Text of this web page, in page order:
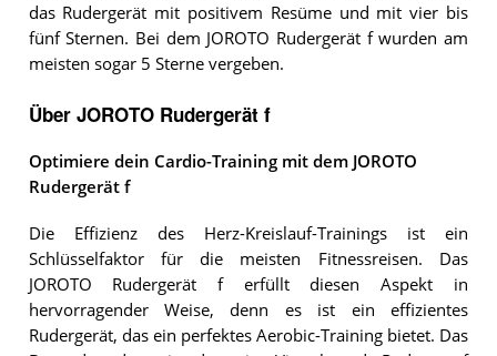
das Rudergerät mit positivem Resüme und mit vier bis
fünf Sternen. Bei dem JOROTO Rudergerät f wurden am
meisten sogar 5 Sterne vergeben.
Über JOROTO Rudergerät f
Optimiere dein Cardio-Training mit dem JOROTO
Rudergerät f
Die Effizienz des Herz-Kreislauf-Trainings ist ein
Schlüsselfaktor für die meisten Fitnessreisen. Das
JOROTO Rudergerät f erfüllt diesen Aspekt in
hervorragender Weise, denn es ist ein effizientes
Rudergerät, das ein perfektes Aerobic-Training bietet. Das